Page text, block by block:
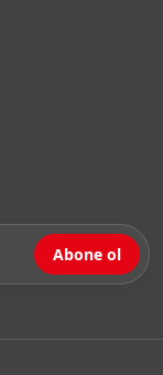
Abone ol